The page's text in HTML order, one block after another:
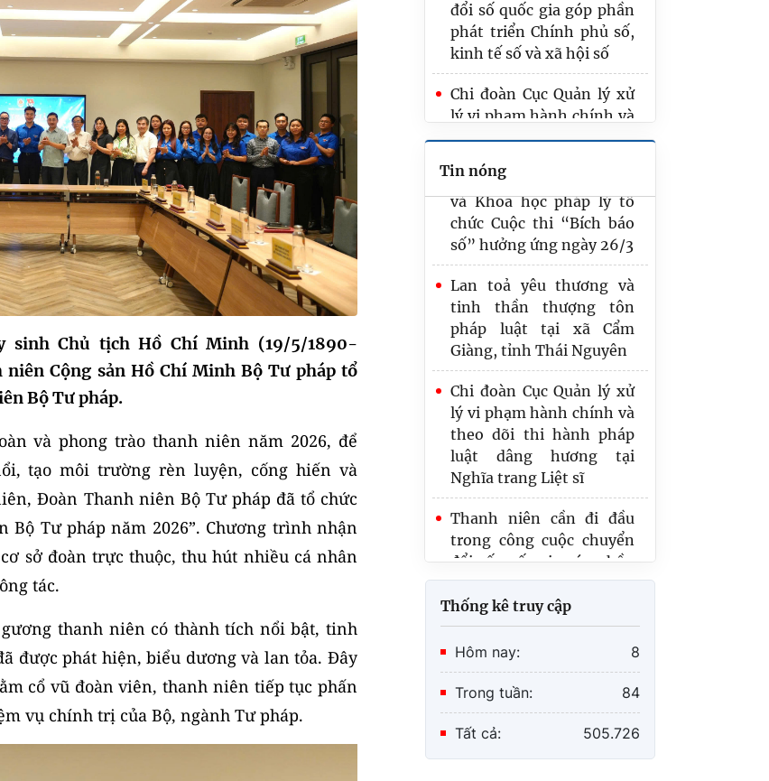
sinh Chủ tịch Hồ Chí Minh (19/5/1890-
Cộng sản Hồ Chí Minh Bộ Tư pháp tổ
Bộ Tư pháp.
và phong trào thanh niên năm 2026, để
tạo môi trường rèn luyện, cống hiến và
Đoàn Thanh niên Bộ Tư pháp đã tổ chức
Bộ Tư pháp năm 2026”. Chương trình nhận
sở đoàn trực thuộc, thu hút nhiều cá nhân
tác.
thanh niên có thành tích nổi bật, tinh
được phát hiện, biểu dương và lan tỏa. Đây
cổ vũ đoàn viên, thanh niên tiếp tục phấn
vụ chính trị của Bộ, ngành Tư pháp.
đổi số quốc gia góp phần
phát triển Chính phủ số,
kinh tế số và xã hội số
Chi đoàn Cục Quản lý xử
lý vi phạm hành chính và
theo dõi thi hành pháp
luật dâng hương tại
Nghĩa trang Liệt sĩ
Chi đoàn Cục Công nghệ
thông tin tổ chức sinh
hoạt chuyên đề: "Từ
hành trình ra khơi tìm
đường cứu nước đến tư
tưởng Hồ Chí Minh về
chủ quyền biển, đảo Việt
Nam"
Tuổi trẻ Bộ Tư pháp tri ân
người có công với cách
mạng tại xã Văn Giang,
tỉnh Hưng Yên
Tin nóng
Tuổi trẻ Bộ Tư pháp tri ân
người có công với cách
mạng tại xã Văn Giang,
tỉnh Hưng Yên
Chi đoàn Viện Chiến lược
và Khoa học pháp lý tổ
chức Cuộc thi “Bích báo
số” hưởng ứng ngày 26/3
Lan toả yêu thương và
tinh thần thượng tôn
pháp luật tại xã Cẩm
Giàng, tỉnh Thái Nguyên
Chi đoàn Cục Quản lý xử
lý vi phạm hành chính và
theo dõi thi hành pháp
luật dâng hương tại
Nghĩa trang Liệt sĩ
Thanh niên cần đi đầu
trong công cuộc chuyển
đổi số quốc gia góp phần
phát triển Chính phủ số,
kinh tế số và xã hội số
Tư pháp đời đời nhớ ơn
các anh hùng liệt sỹ
Thống kê truy cập
Hôm nay: 8
Trong tuần: 84
Tất cả: 505.726